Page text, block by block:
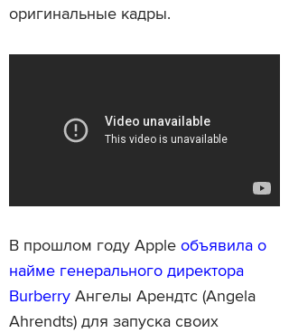
оригинальные кадры.
В прошлом году Apple объявила о
найме генерального директора
Burberry Ангелы Арендтс (Angela
Ahrendts) для запуска своих